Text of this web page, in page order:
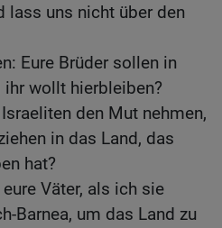
lass uns nicht über den
Eure Brüder sollen in
wollt hierbleiben?
den Mut nehmen,
in das Land, das
hat?
Väter, als ich sie
Barnea, um das Land zu